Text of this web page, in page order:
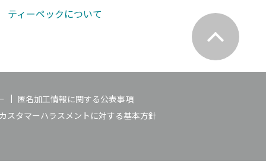
ティーペックについて
匿名加工情報に関する公表事項
スタマーハラスメントに対する基本方針